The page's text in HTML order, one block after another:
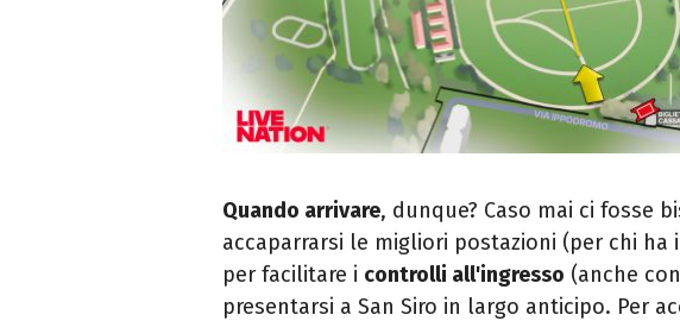
Quando arrivare, dunque? Caso mai ci fosse
accaparrarsi le migliori postazioni (per chi
per facilitare i controlli all'ingresso (anche
presentarsi a San Siro in largo anticipo. Per